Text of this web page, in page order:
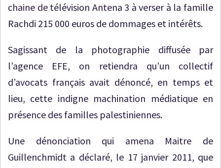
chaine de télévision Antena 3 à verser à la famille
Rachdi 215 000 euros de dommages et intérêts.
Sagissant de la photographie diffusée par
l’agence EFE, on retiendra qu’un collectif
d’avocats français avait dénoncé, en temps et
lieu, cette indigne machination médiatique en
présence des familles palestiniennes.
Une dénonciation qui amena Maitre de
Guillenchmidt a déclaré, le 17 janvier 2011, que